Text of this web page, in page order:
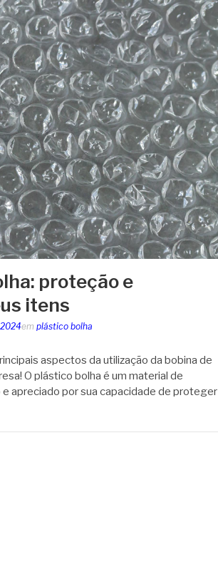
proteção e
itens
em plástico bolha
aspectos da utilização da bobina de
O plástico bolha é um material de
apreciado por sua capacidade de proteger